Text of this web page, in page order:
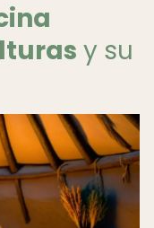
y su